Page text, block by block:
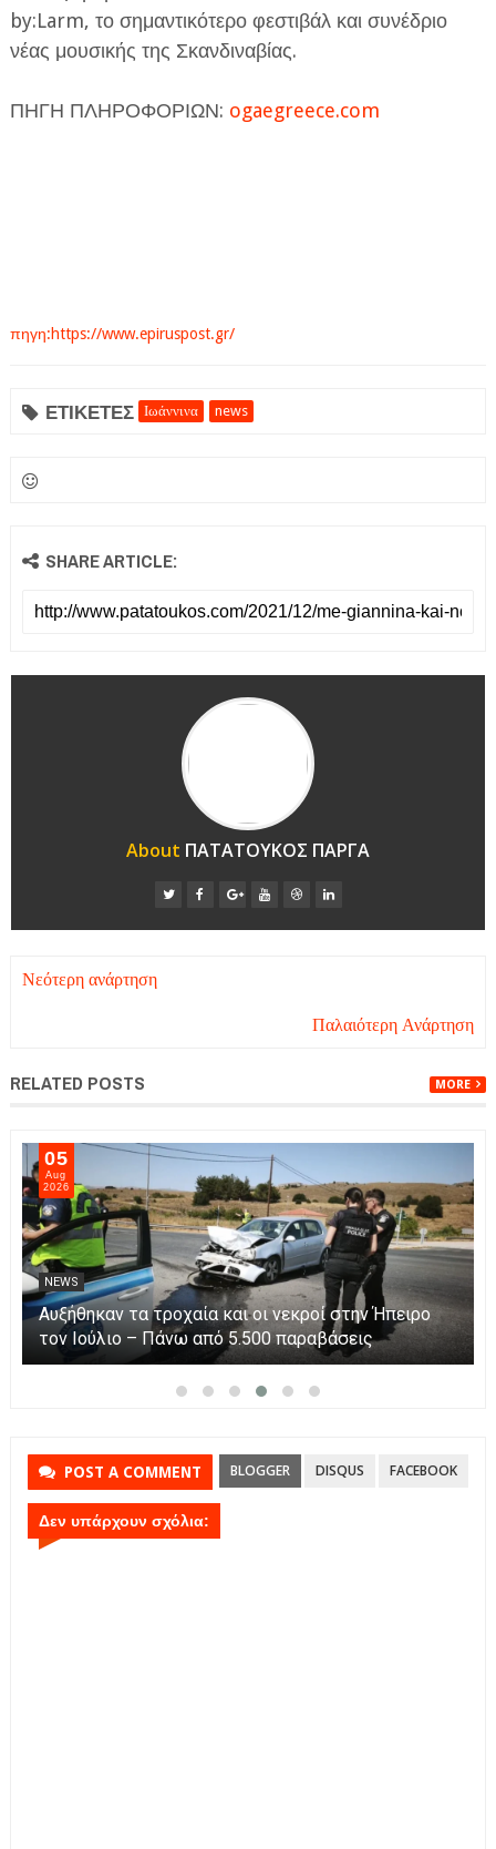
by:Larm, το σημαντικότερο φεστιβάλ και συνέδριο
νέας μουσικής της Σκανδιναβίας.
ΠΗΓΗ ΠΛΗΡΟΦΟΡΙΩΝ: ogaegreece.com
πηγη:https://www.epiruspost.gr/
ΕΤΙΚΕΤΕΣ Ιωάννινα news
SHARE ARTICLE:
About ΠΑΤΑΤΟΥΚΟΣ ΠΑΡΓΑ
Νεότερη ανάρτηση
Παλαιότερη Ανάρτηση
RELATED POSTS MORE
05
Aug
2026
NEWS
Αυξήθηκαν τα τροχαία και οι νεκροί στην Ήπειρο
τον Ιούλιο – Πάνω από 5.500 παραβάσεις
POST A COMMENT BLOGGER DISQUS FACEBOOK
Δεν υπάρχουν σχόλια: